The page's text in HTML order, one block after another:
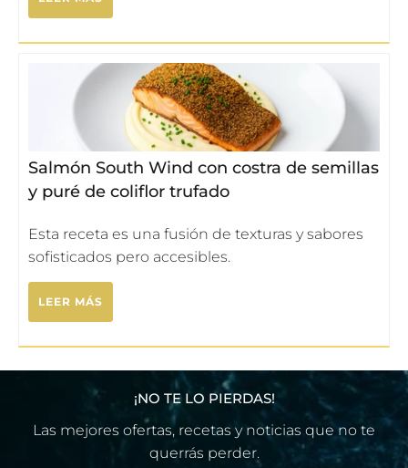
Salmón South Wind con costra de semillas
y puré de coliflor trufado
Esta receta es una fusión de texturas y sabores
sofisticados pero accesibles.
LEER MÁS
¡NO TE LO PIERDAS!
Las mejores ofertas, recetas y noticias que no te
querrás perder.